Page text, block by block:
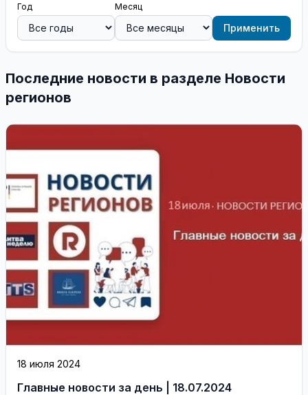
Год Месяц
Применить
Последние новости в разделе Новости
регионов
18 июля 2024
Главные новости за день | 18.07.2024